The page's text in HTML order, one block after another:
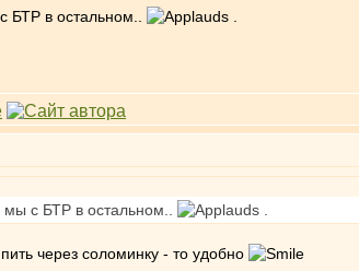
БТР в остальном..
мы с БТР в остальном..
через соломинку - то удобно